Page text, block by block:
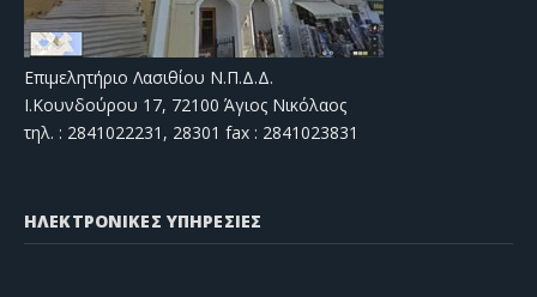
Επιμελητήριο Λασιθίου Ν.Π.Δ.Δ.
Ι.Κουνδούρου 17, 72100 Άγιος Νικόλαος
τηλ. : 2841022231, 28301 fax : 2841023831
ΗΛΕΚΤΡΟΝΙΚΕΣ ΥΠΗΡΕΣΙΕΣ